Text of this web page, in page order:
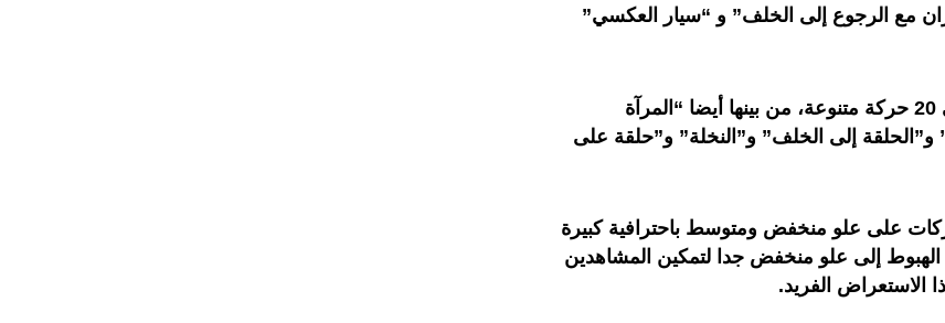
مع الرجوع إلى الخلف” و “سيار العكسي”
كما قدمت فرقة المسيرة الخضراء حوالي 20 حركة متنوعة، من بينها أيضا “المرآة
و”الحلقة إلى الخلف” و”النخلة” و”حلقة على
على علو منخفض ومتوسط باحترافية كبيرة
الهبوط إلى علو منخفض جدا لتمكين المشاهدين
الاستعراض الفريد.